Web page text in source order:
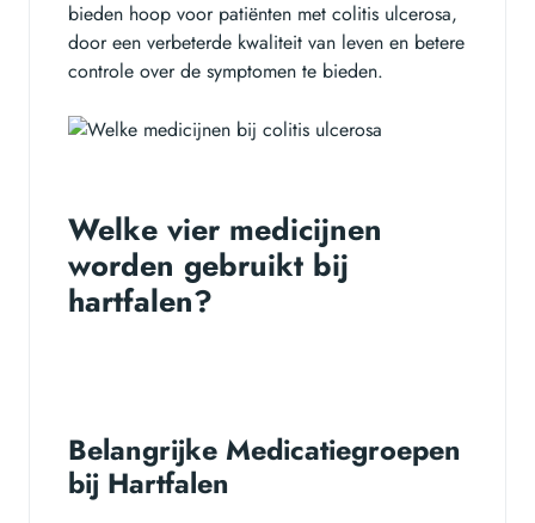
bieden hoop voor patiënten met colitis ulcerosa,
door een verbeterde kwaliteit van leven en betere
controle over de symptomen te bieden.
Welke vier medicijnen
worden gebruikt bij
hartfalen?
Belangrijke Medicatiegroepen
bij Hartfalen